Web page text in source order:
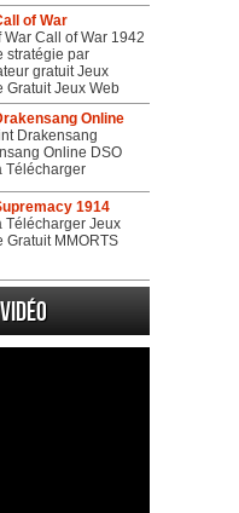
of War
War Call of War 1942
stratégie par
gratuit Jeux
Gratuit Jeux Web
Online
Drakensang
Online DSO
Télécharger
1914
Télécharger Jeux
Gratuit MMORTS